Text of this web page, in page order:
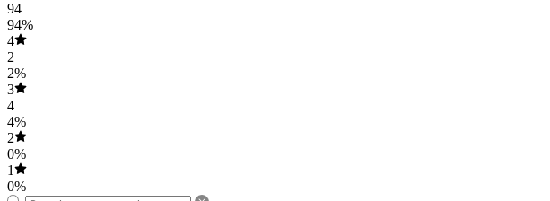
94
94%
4
2
2%
3
4
4%
2
0%
1
0%